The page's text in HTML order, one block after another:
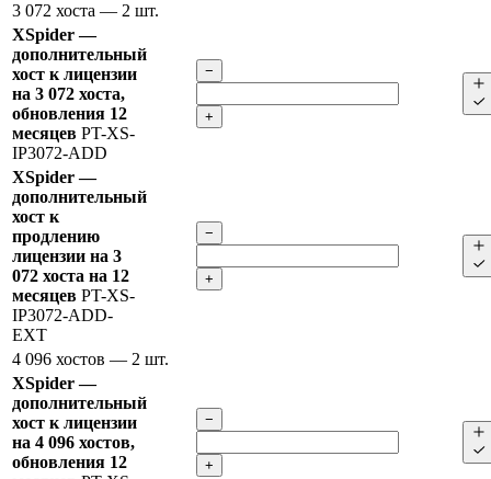
3 072 хоста — 2 шт.
XSpider —
дополнительный
хост к лицензии
на 3 072 хоста,
обновления 12
месяцев PT-XS-
IP3072-ADD
−
+
XSpider —
дополнительный
хост к
продлению
лицензии на 3
072 хоста на 12
месяцев PT-XS-
IP3072-ADD-
EXT
−
+
4 096 хостов — 2 шт.
XSpider —
дополнительный
хост к лицензии
на 4 096 хостов,
обновления 12
−
+